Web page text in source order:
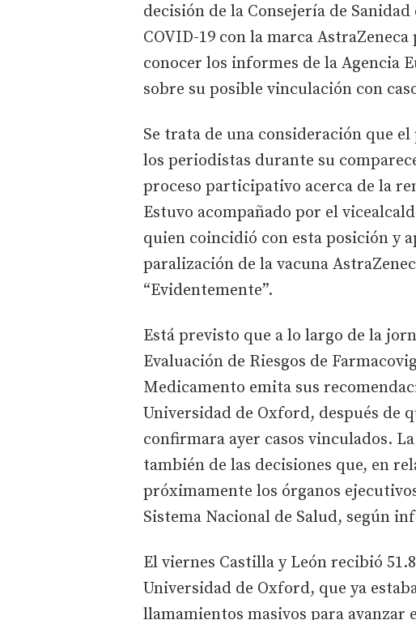
decisión de la Consejería de
COVID-19 con la marca
conocer los informes de la Agencia
sobre su posible vinculación con
Se trata de una consideración que
los periodistas durante su
proceso participativo acerca de la
Estuvo acompañado por el
quien coincidió con esta posición y
paralización de la vacuna
“Evidentemente”.
Está previsto que a lo largo de la
Evaluación de Riesgos de
Medicamento emita sus
Universidad de Oxford, después de
confirmara ayer casos vinculados.
también de las decisiones que, en
próximamente los órganos
Sistema Nacional de Salud, según
El viernes Castilla y León recibió
Universidad de Oxford, que ya
llamamientos masivos para avanzar